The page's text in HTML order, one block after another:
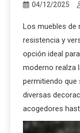
04/12/2025
Los muebles de
resistencia y
opción ideal
moderno realza
permitiendo que
diversas
acogedores